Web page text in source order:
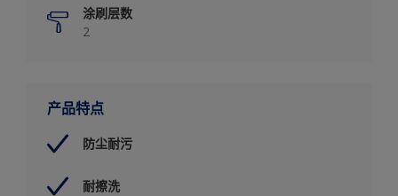
涂刷层数
2
产品特点
防尘耐污
耐擦洗